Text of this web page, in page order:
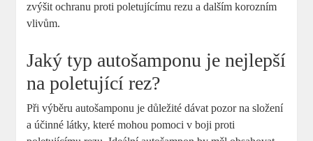
zvýšit ochranu proti poletujícímu rezu a dalším korozním
vlivům.
Jaký typ autošamponu je nejlepší
na poletující rez?
Při výběru autošamponu je důležité dávat pozor na složení
a účinné látky, které mohou pomoci v boji proti